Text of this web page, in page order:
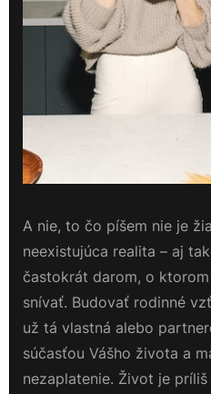
A nie, to čo píšem nie je
neexistujúca realita – aj
častokrát darom, o
snívať. Budovať rodinné
už tá vlastná alebo
súčasťou Vášho života a
nezaplatenie. Život je